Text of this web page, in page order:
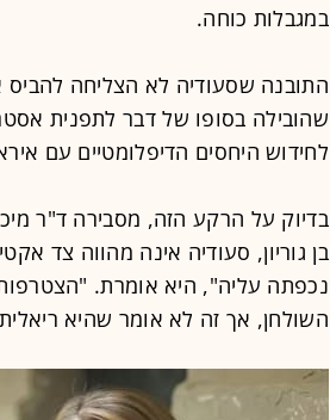
במגבלות כוחה.
התובנה שסעודיה לא הצליחה
לחידוש היחסים הדיפלומטיים עם
בדיוק על הרקע הזה, מסבירה ד"ר
בן גוריון, סעודיה אינה מהווה צד
נכפתה עליה", היא אומרת.
השולחן, אך זה לא אומר שהיא